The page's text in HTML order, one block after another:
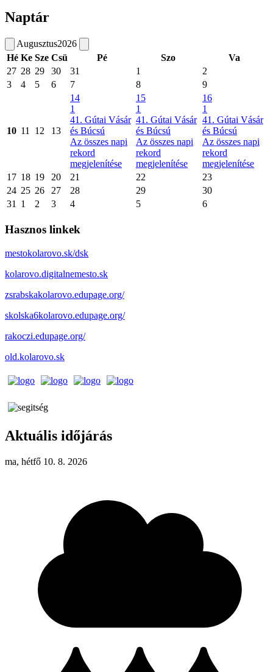
Naptár
Augusztus2026
Hé Ke Sze Csü Pé Szo
Va
27 28 29 30 31 1
2
3
4 5 6 7 8 9
10 11 12 13
14
1
41. Gútai Vásár
és Búcsú
Az összes napi
rekord
megjelenítése
15
1
41. Gútai Vásár
és Búcsú
Az összes napi
rekord
megjelenítése
16
1
41. Gútai Vásár
és Búcsú
Az összes napi
rekord
megjelenítése
17 18 19 20 21 22
23
24 25 26 27 28 29
30
31
1 2 3 4 5 6
Hasznos linkek
mestokolarovo.sk/dsk
kolarovo.digitalnemesto.sk
zsrabskakolarovo.edupage.org/
skolska6kolarovo.edupage.org/
rakoczi.edupage.org/
old.kolarovo.sk
Aktuális időjárás
ma, hétfő 10. 8. 2026